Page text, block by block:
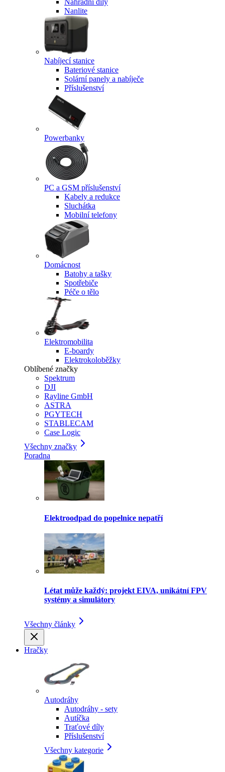
Náhradní díly
Nanlite
Nabíjecí stanice
Bateriové stanice
Solární panely a nabíječe
Příslušenství
Powerbanky
PC a GSM příslušenství
Kabely a redukce
Sluchátka
Mobilní telefony
Domácnost
Batohy a tašky
Spotřebiče
Péče o tělo
Elektromobilita
E-boardy
Elektrokoloběžky
Oblíbené značky
Spektrum
DJI
Rayline GmbH
ASTRA
PGYTECH
STABLECAM
Case Logic
Všechny značky
Poradna
Elektroodpad do popelnice nepatří
Létat může každý: projekt EIVA, unikátní FPV
systémy a simulátory
Všechny články
Hračky
Autodráhy
Autodráhy - sety
Autíčka
Traťové díly
Příslušenství
Všechny kategorie